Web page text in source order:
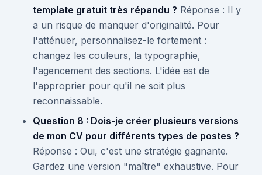
template gratuit très répandu ? Réponse : Il y
a un risque de manquer d'originalité. Pour
l'atténuer, personnalisez-le fortement :
changez les couleurs, la typographie,
l'agencement des sections. L'idée est de
l'approprier pour qu'il ne soit plus
reconnaissable.
Question 8 : Dois-je créer plusieurs versions
de mon CV pour différents types de postes ?
Réponse : Oui, c'est une stratégie gagnante.
Gardez une version "maître" exhaustive. Pour